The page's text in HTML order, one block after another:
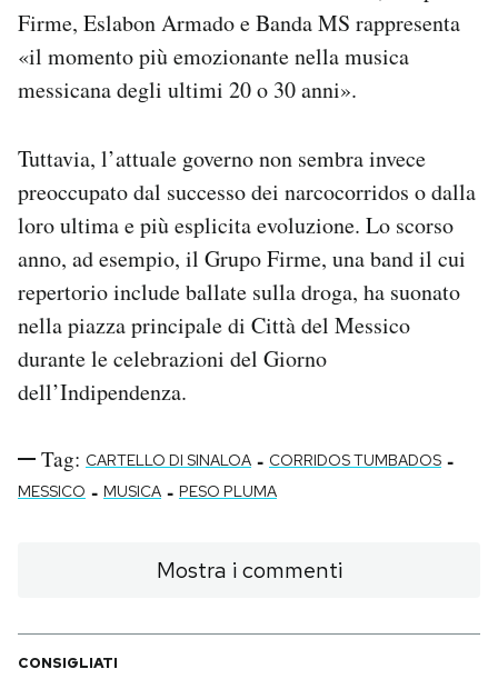
Firme, Eslabon Armado e Banda MS rappresenta
«il momento più emozionante nella musica
messicana degli ultimi 20 o 30 anni».
Tuttavia, l’attuale governo non sembra invece
preoccupato dal successo dei narcocorridos o dalla
loro ultima e più esplicita evoluzione. Lo scorso
anno, ad esempio, il Grupo Firme, una band il cui
repertorio include ballate sulla droga, ha suonato
nella piazza principale di Città del Messico
durante le celebrazioni del Giorno
dell’Indipendenza.
Tag: CARTELLO DI SINALOA - CORRIDOS TUMBADOS -
MESSICO - MUSICA - PESO PLUMA
Mostra i commenti
CONSIGLIATI